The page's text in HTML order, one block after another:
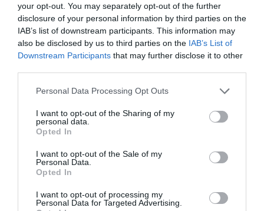
your opt-out. You may separately opt-out of the further
disclosure of your personal information by third parties on the
IAB’s list of downstream participants. This information may
also be disclosed by us to third parties on the IAB’s List of
Downstream Participants that may further disclose it to other
Please note that this website/app uses one or more Google
not limited to your visit or usage behaviour. You may click to
grant or deny consent to Google and its third-party tags to
use your data for below specified purposes in below Google
consent section.
Personal Data Processing Opt Outs
I want to opt-out of the Sharing of my
personal data.
Opted In
I want to opt-out of the Sale of my
Personal Data.
Opted In
I want to opt-out of processing my
Personal Data for Targeted Advertising.